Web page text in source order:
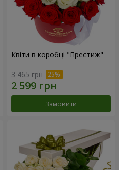
Квіти в коробці "Престиж"
3 465 грн
Замовити